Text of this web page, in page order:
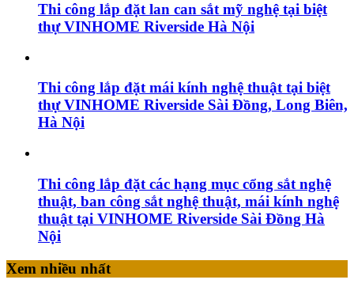
Thi công lắp đặt lan can sắt mỹ nghệ tại biệt
thự VINHOME Riverside Hà Nội
Thi công lắp đặt mái kính nghệ thuật tại biệt
thự VINHOME Riverside Sài Đồng, Long Biên,
Hà Nội
Thi công lắp đặt các hạng mục cổng sắt nghệ
thuật, ban công sắt nghệ thuật, mái kính nghệ
thuật tại VINHOME Riverside Sài Đồng Hà
Nội
Xem nhiều nhất